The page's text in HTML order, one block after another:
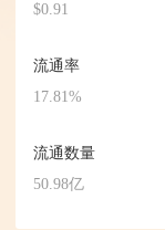
$0.91
流通率
17.81%
流通数量
50.98亿